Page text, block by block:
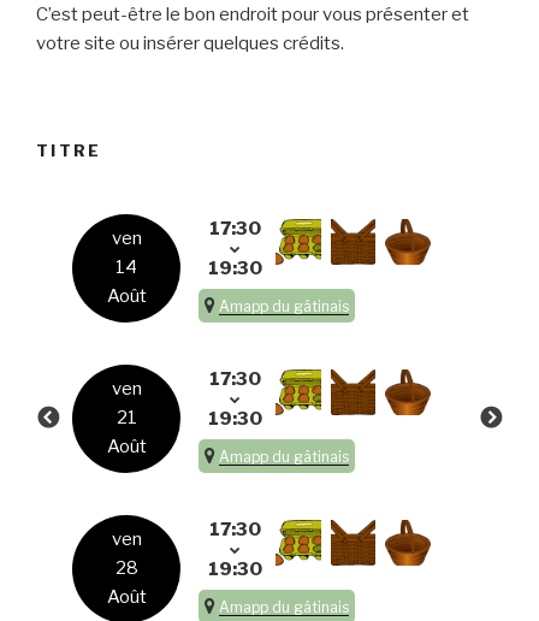
C’est peut-être le bon endroit pour vous présenter et
votre site ou insérer quelques crédits.
TITRE
ven
14
Août
17:30
19:30
Amapp du gâtinais
ven
21
Août
17:30
19:30
Amapp du gâtinais
ven
28
Août
17:30
19:30
Amapp du gâtinais